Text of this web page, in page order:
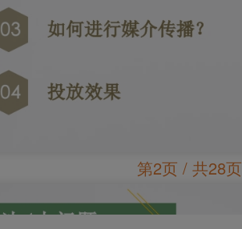
第2页 / 共28页